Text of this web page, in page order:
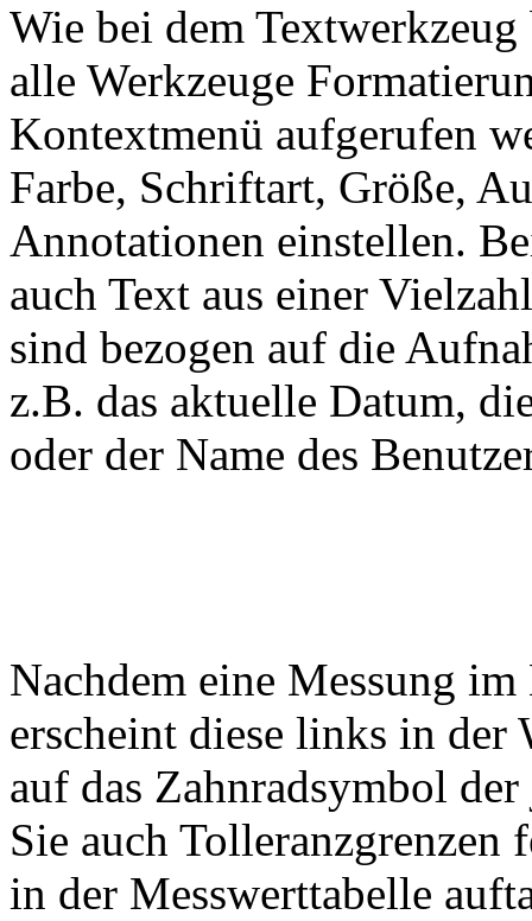
Wie bei dem
alle Werkzeuge
Kontextmenü aufgerufen
Farbe, Schriftart, Größe,
Annotationen einstellen.
auch Text aus einer
sind bezogen auf die
z.B. das aktuelle Datum,
oder der Name des
Nachdem eine Messung
erscheint diese links in
auf das Zahnradsymbol
Sie auch Tolleranzgrenzen
in der Messwerttabelle